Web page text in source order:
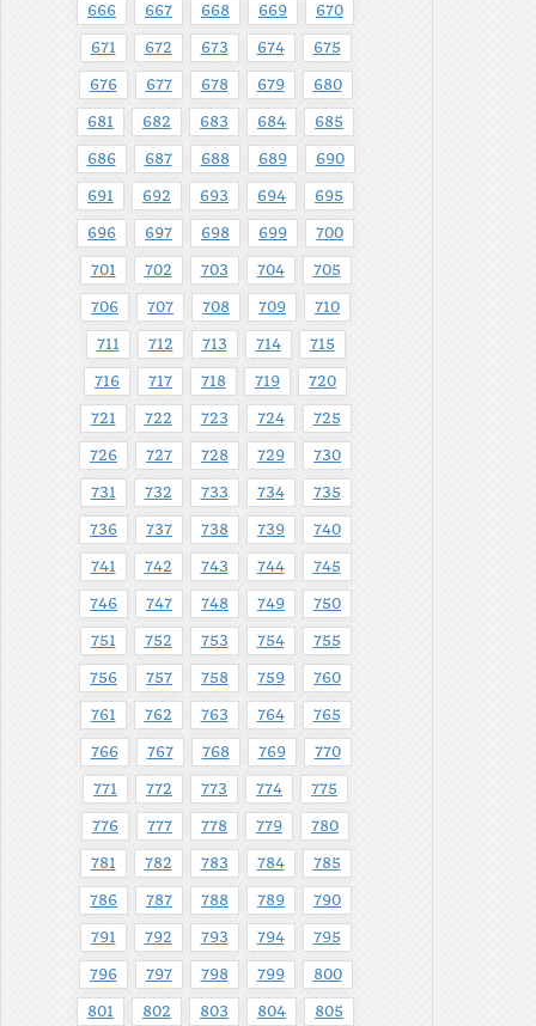
666 667 668 669 670
671 672 673 674 675
676 677 678 679 680
681 682 683 684 685
686 687 688 689 690
691 692 693 694 695
696 697 698 699 700
701 702 703 704 705
706 707 708 709 710
711 712 713 714 715
716 717 718 719 720
721 722 723 724 725
726 727 728 729 730
731 732 733 734 735
736 737 738 739 740
741 742 743 744 745
746 747 748 749 750
751 752 753 754 755
756 757 758 759 760
761 762 763 764 765
766 767 768 769 770
771 772 773 774 775
776 777 778 779 780
781 782 783 784 785
786 787 788 789 790
791 792 793 794 795
796 797 798 799 800
801 802 803 804 805